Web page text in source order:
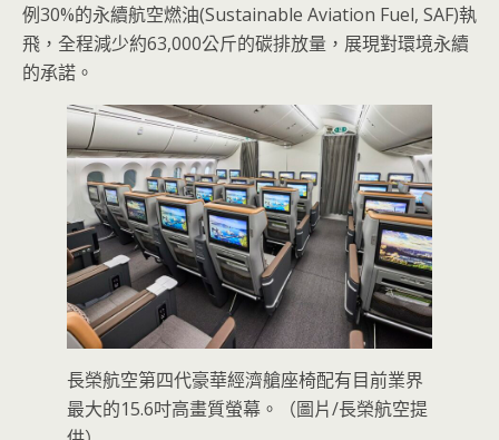
例30%的永續航空燃油(Sustainable Aviation Fuel, SAF)執
飛，全程減少約63,000公斤的碳排放量，展現對環境永續
的承諾。
長榮航空第四代豪華經濟艙座椅配有目前業界
最大的15.6吋高畫質螢幕。（圖片/長榮航空提